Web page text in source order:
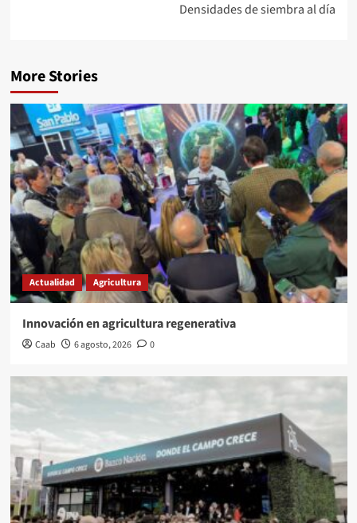
Densidades de siembra al día
More Stories
Actualidad Agricultura
Innovación en agricultura regenerativa
Caab 6 agosto, 2026 0